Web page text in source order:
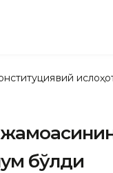
бўлди